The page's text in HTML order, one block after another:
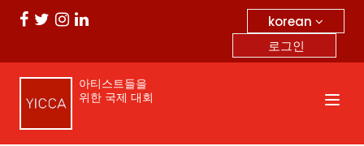
korean
로그인
아티스트들을
위한 국제 대회